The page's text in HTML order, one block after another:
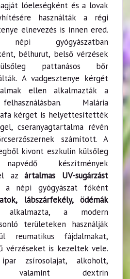
lóeleségként és a lovak
használták a régi
elnevezés is innen ered.
gyógyászatban
bélhurut, belső vérzések
pattanásos bőr
A vadgesztenye kérgét
ellen alkalmazták a
Malária
kérget is helyettesítették
cseranyagtartalma révén
számított. A
kivont eszkulin külsőleg
napvédő készítmények
azártalmas UV-sugárzást
népi gyógyászat főként
lábszárfekély, ödémák
alkalmazta, a modern
területeken használják
reumatikus fájdalmakat,
vérzéseket is kezeltek vele.
zsírosolajat, alkoholt,
valamint dextrin